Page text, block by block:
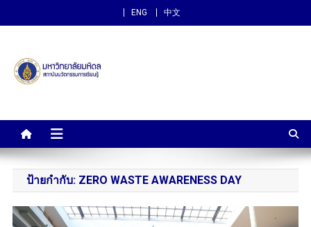
ENG 中文
สถาบันนวัตกรรมการเรียนรู้
ป้ายกำกับ: ZERO WASTE AWARENESS DAY